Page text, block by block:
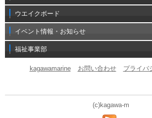
ウエイクボード
イベント情報・お知らせ
福祉事業部
kagawamarine お問い合わせ プライバ
(c)kagawa-m